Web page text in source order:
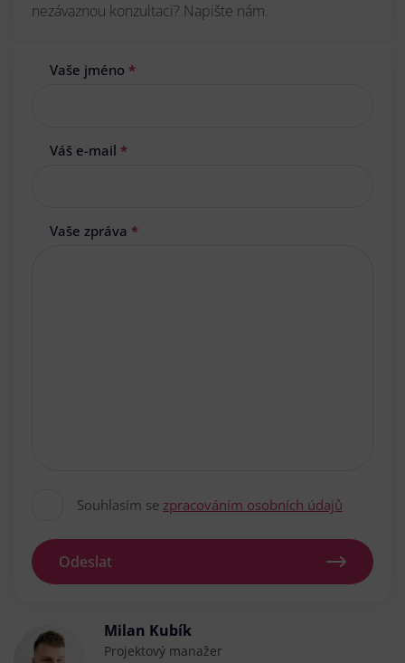
nezávaznou konzultaci? Napište nám.
Milan Kubík
Projektový manažer
Vaše jméno *
Váš e-mail *
Vaše zpráva *
Souhlasím se zpracováním osobních údajů
Odeslat